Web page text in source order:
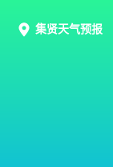
集贤天气预报